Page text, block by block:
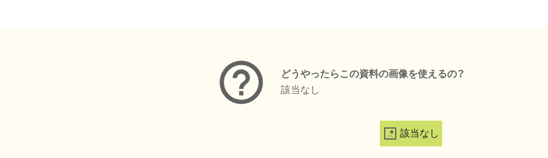
どうやったらこの資料の画像を使えるの？
該当なし
該当なし